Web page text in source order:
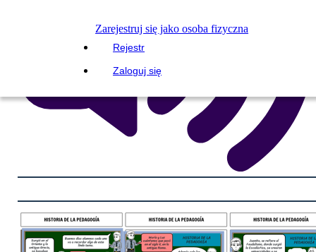
Zarejestruj się jako osoba fizyczna
Rejestr
Zaloguj się